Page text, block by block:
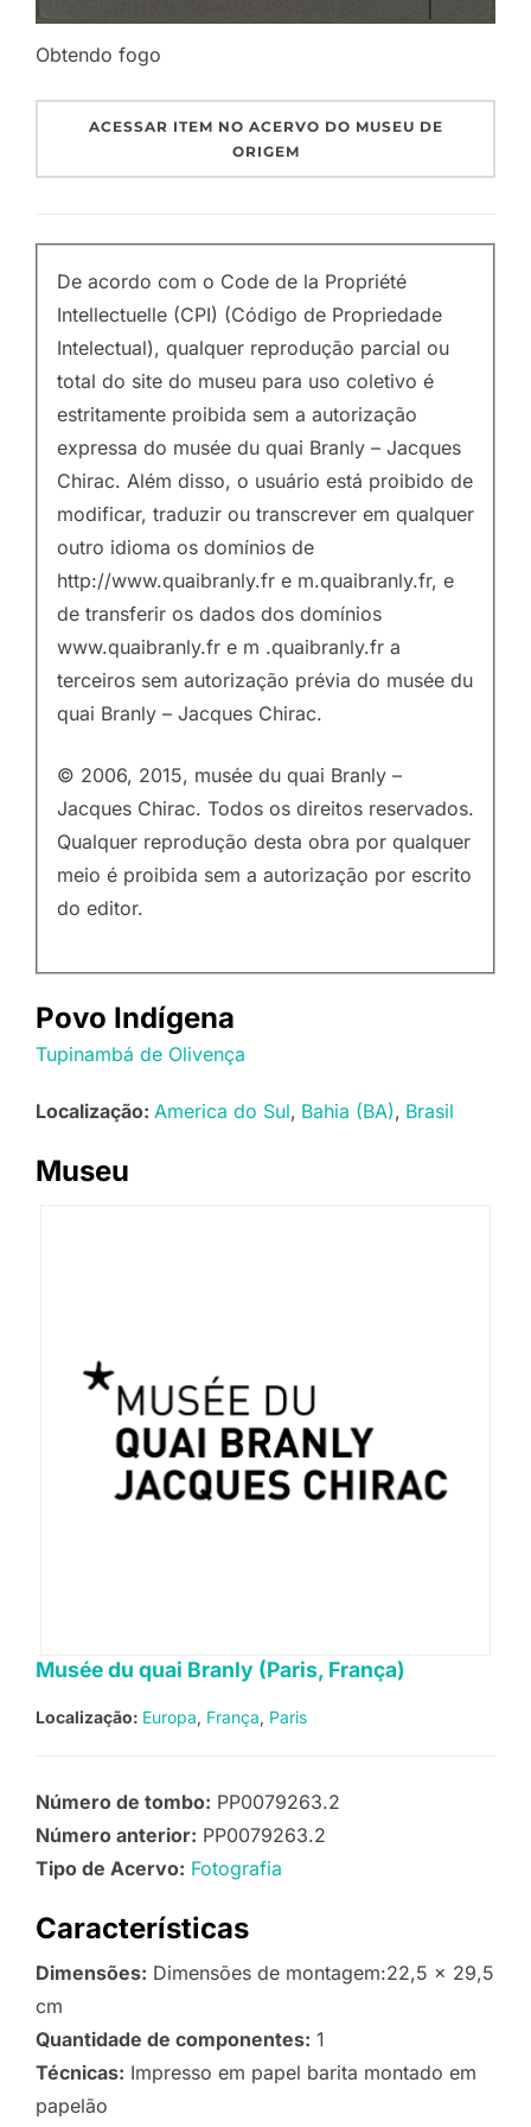
Obtendo fogo
ACESSAR ITEM NO ACERVO DO MUSEU DE
ORIGEM
De acordo com o Code de la Propriété
Intellectuelle (CPI) (Código de Propriedade
Intelectual), qualquer reprodução parcial ou
total do site do museu para uso coletivo é
estritamente proibida sem a autorização
expressa do musée du quai Branly – Jacques
Chirac. Além disso, o usuário está proibido de
modificar, traduzir ou transcrever em qualquer
outro idioma os domínios de
http://www.quaibranly.fr e m.quaibranly.fr, e
de transferir os dados dos domínios
www.quaibranly.fr e m .quaibranly.fr a
terceiros sem autorização prévia do musée du
quai Branly – Jacques Chirac.
© 2006, 2015, musée du quai Branly –
Jacques Chirac. Todos os direitos reservados.
Qualquer reprodução desta obra por qualquer
meio é proibida sem a autorização por escrito
do editor.
Povo Indígena
Tupinambá de Olivença
Localização: America do Sul Bahia (BA) Brasil
Museu
Musée du quai Branly (Paris, França)
Localização: Europa França Paris
Número de tombo: PP0079263.2
Número anterior: PP0079263.2
Tipo de Acervo: Fotografia
Características
Dimensões: Dimensões de montagem:22,5 x 29,5
cm
Quantidade de componentes: 1
Técnicas: Impresso em papel barita montado em
papelão